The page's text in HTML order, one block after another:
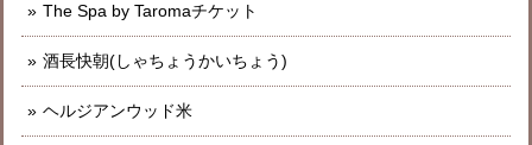
The Spa by Taromaチケット
酒長快朝(しゃちょうかいちょう)
ヘルジアンウッド米